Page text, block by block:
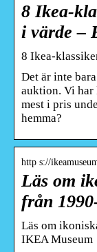
8 Ikea-
i värde –
8 Ikea-
Det är inte
auktion. Vi har
mest i pris
hemma?
http s://
Läs om
från
Läs om
IKEA Museum